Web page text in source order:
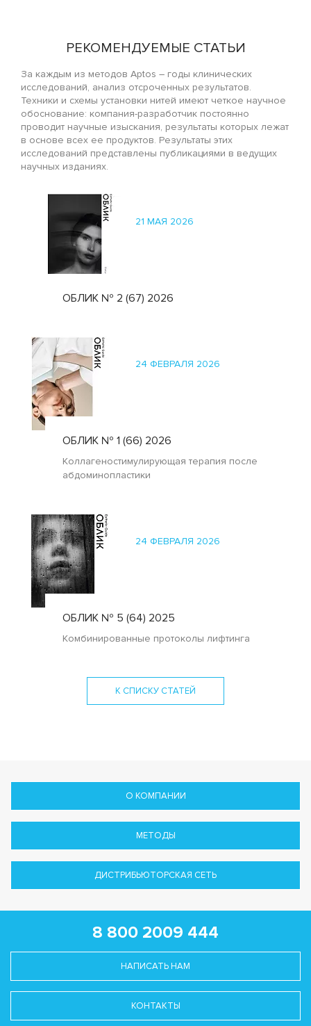
РЕКОМЕНДУЕМЫЕ СТАТЬИ
За каждым из методов Aptos – годы клинических
исследований, анализ отсроченных результатов.
Техники и схемы установки нитей имеют четкое научное
обоснование: компания-разработчик постоянно
проводит научные изыскания, результаты которых лежат
в основе всех ее продуктов. Результаты этих
исследований представлены публикациями в ведущих
научных изданиях.
21 МАЯ 2026
ОБЛИК № 2 (67) 2026
24 ФЕВРАЛЯ 2026
ОБЛИК № 1 (66) 2026
Коллагеностимулирующая терапия после
абдоминопластики
24 ФЕВРАЛЯ 2026
ОБЛИК № 5 (64) 2025
Комбинированные протоколы лифтинга
К СПИСКУ СТАТЕЙ
О КОМПАНИИ
МЕТОДЫ
ДИСТРИБЬЮТОРСКАЯ СЕТЬ
8 800 2009 444
НАПИСАТЬ НАМ
КОНТАКТЫ